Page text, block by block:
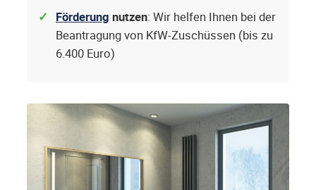
Förderung nutzen: Wir helfen Ihnen bei der
Beantragung von KfW-Zuschüssen (bis zu
6.400 Euro)